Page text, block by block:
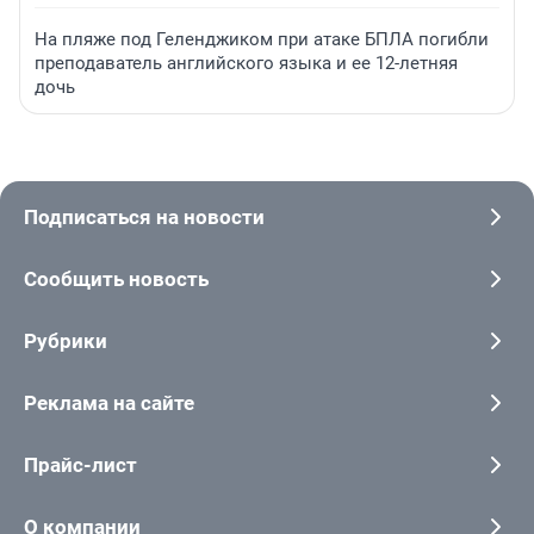
На пляже под Геленджиком при атаке БПЛА погибли
преподаватель английского языка и ее 12-летняя
дочь
Подписаться на новости
Сообщить новость
Рубрики
Реклама на сайте
Прайс-лист
О компании